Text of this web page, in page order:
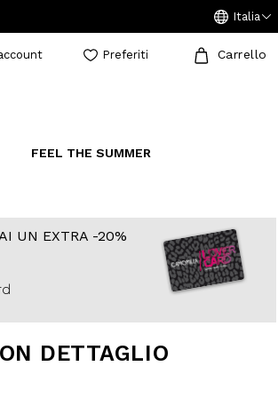
Italia
Preferiti Carrello
FEEL THE SUMMER
UN EXTRA -20%
DETTAGLIO